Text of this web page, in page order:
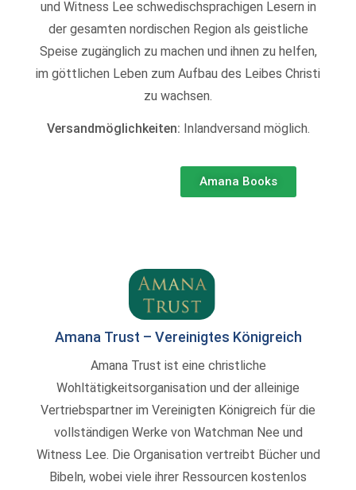
und Witness Lee schwedischsprachigen Lesern in
der gesamten nordischen Region als geistliche
Speise zugänglich zu machen und ihnen zu helfen,
im göttlichen Leben zum Aufbau des Leibes Christi
zu wachsen.
Versandmöglichkeiten: Inlandversand möglich.
Amana Books
Amana Trust – Vereinigtes Königreich
Amana Trust ist eine christliche
Wohltätigkeitsorganisation und der alleinige
Vertriebspartner im Vereinigten Königreich für die
vollständigen Werke von Watchman Nee und
Witness Lee. Die Organisation vertreibt Bücher und
Bibeln, wobei viele ihrer Ressourcen kostenlos